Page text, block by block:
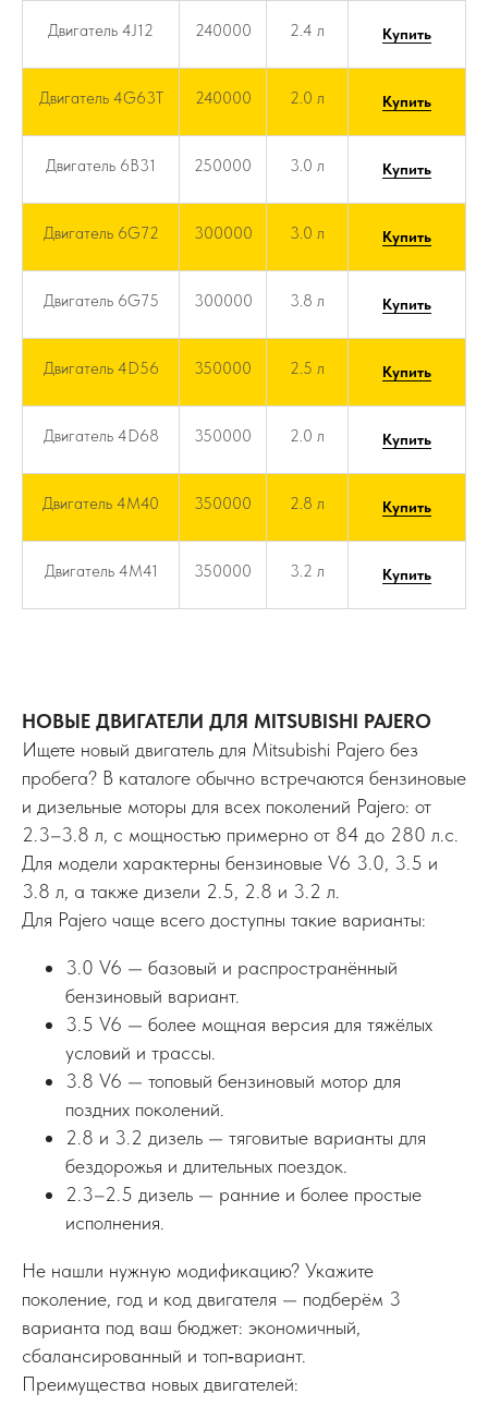
Двигатель 4J12 240000 2.4 л Купить
Двигатель 4G63T 240000 2.0 л Купить
Двигатель 6B31 250000 3.0 л Купить
Двигатель 6G72 300000 3.0 л Купить
Двигатель 6G75 300000 3.8 л Купить
Двигатель 4D56 350000 2.5 л Купить
Двигатель 4D68 350000 2.0 л Купить
Двигатель 4M40 350000 2.8 л Купить
Двигатель 4M41 350000 3.2 л Купить
НОВЫЕ ДВИГАТЕЛИ ДЛЯ MITSUBISHI PAJERO
Ищете новый двигатель для Mitsubishi Pajero без
пробега? В каталоге обычно встречаются бензиновые
и дизельные моторы для всех поколений Pajero: от
2.3–3.8 л, с мощностью примерно от 84 до 280 л.с.
Для модели характерны бензиновые V6 3.0, 3.5 и
3.8 л, а также дизели 2.5, 2.8 и 3.2 л.
Для Pajero чаще всего доступны такие варианты:
3.0 V6 — базовый и распространённый
бензиновый вариант.
3.5 V6 — более мощная версия для тяжёлых
условий и трассы.
3.8 V6 — топовый бензиновый мотор для
поздних поколений.
2.8 и 3.2 дизель — тяговитые варианты для
бездорожья и длительных поездок.
2.3–2.5 дизель — ранние и более простые
исполнения.
Не нашли нужную модификацию? Укажите
поколение, год и код двигателя — подберём 3
варианта под ваш бюджет: экономичный,
сбалансированный и топ‑вариант.
Преимущества новых двигателей: